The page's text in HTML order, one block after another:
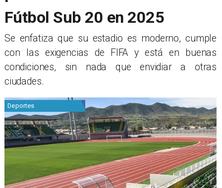
Fútbol Sub 20 en 2025
Se enfatiza que su estadio es moderno, cumple
con las exigencias de FIFA y está en buenas
condiciones, sin nada que envidiar a otras
ciudades.
Deportes